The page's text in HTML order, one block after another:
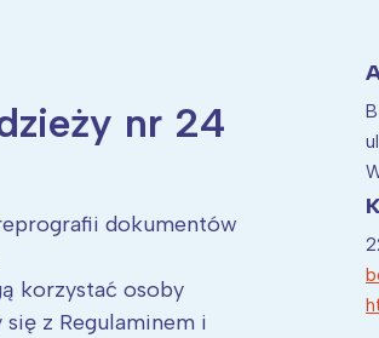
Pszczoła i kwitnący ul
nr 24
dokumentów
korzystać osoby
się z Regulaminem i